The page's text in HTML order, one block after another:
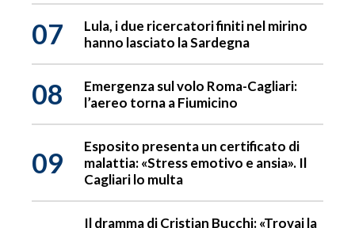
07
Lula, i due ricercatori finiti nel mirino
hanno lasciato la Sardegna
08
Emergenza sul volo Roma-Cagliari:
l’aereo torna a Fiumicino
09
Esposito presenta un certificato di
malattia: «Stress emotivo e ansia». Il
Cagliari lo multa
Il dramma di Cristian Bucchi: «Trovai la